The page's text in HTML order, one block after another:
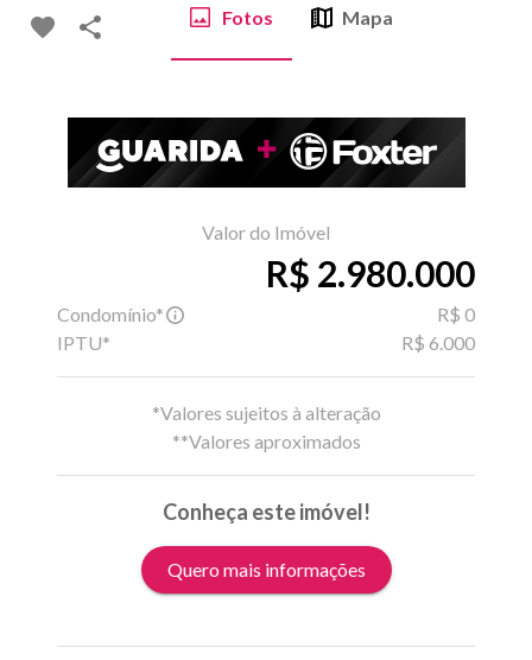
Fotos Mapa
Valor do Imóvel
R$ 2.980.000
Condomínio*
R$ 0
IPTU*
R$ 6.000
*Valores sujeitos à alteração
**Valores aproximados
Conheça este imóvel!
Quero mais informações